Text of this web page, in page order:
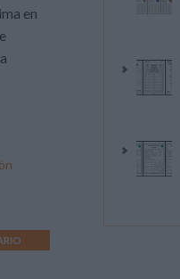
en